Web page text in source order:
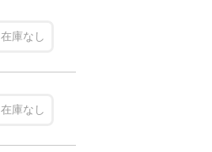
在庫なし
在庫なし